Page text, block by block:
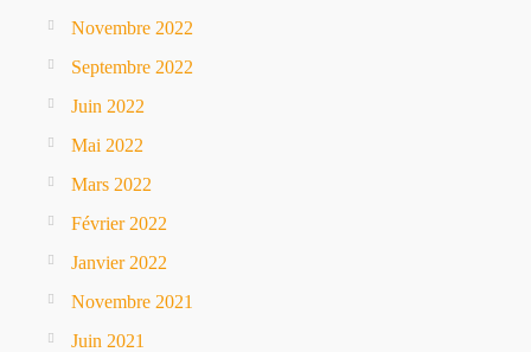
Novembre 2022
Septembre 2022
Juin 2022
Mai 2022
Mars 2022
Février 2022
Janvier 2022
Novembre 2021
Juin 2021